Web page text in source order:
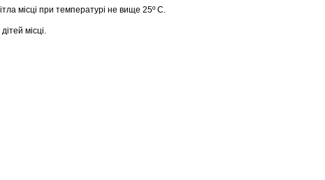
місці при температурі не вище 25º С.
місці.